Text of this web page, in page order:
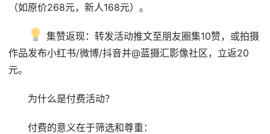
（如原价268元，新人168元）。
集赞返现：转发活动推文至朋友圈集10赞，或拍摄
作品发布小红书/微博/抖音并@蓝摄汇影像社区，立返20
元。
为什么是付费活动？
付费的意义在于筛选和尊重：